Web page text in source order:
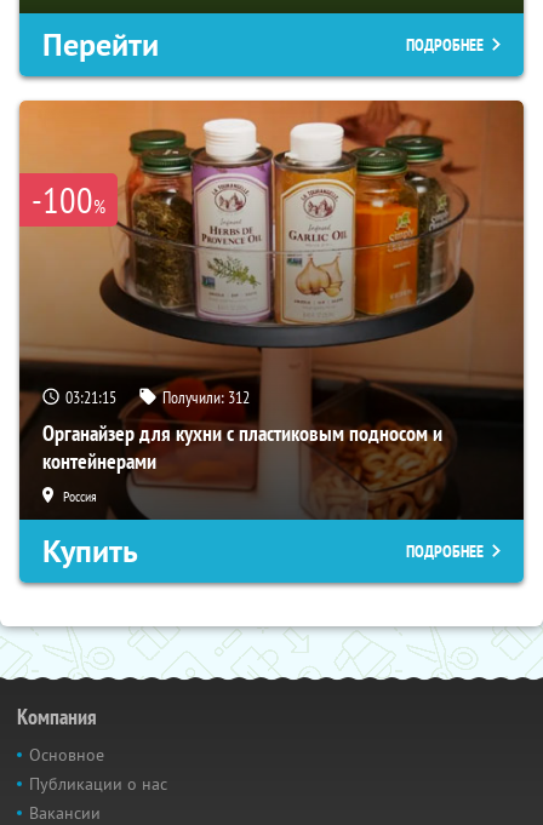
Перейти ПОДРОБНЕЕ
-100%
03:21:14 Получили: 312
Органайзер для кухни с пластиковым подносом и
контейнерами
Россия
Купить ПОДРОБНЕЕ
Компания
Основное
Публикации о нас
Вакансии